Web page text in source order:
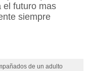
el futuro mas
siempre
de un adulto